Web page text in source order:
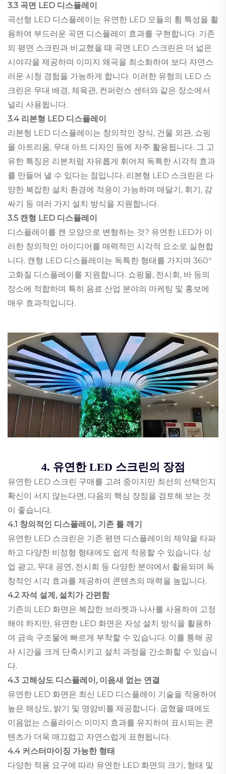
3.3 곡면 LED 디스플레이
곡선형 LED 디스플레이는 유연한 LED 모듈의 휨 특성을 활
용하여 부드러운 곡면 디스플레이 효과를 구현합니다. 기존
의 평면 스크린과 비교했을 때 곡면 LED 스크린은 더 넓은
시야각을 제공하며 이미지 왜곡을 최소화하여 보다 자연스
러운 시청 경험을 가능하게 합니다. 이러한 유형의 LED 스
크린은 무대 배경, 체육관, 컨퍼런스 센터와 같은 장소에서
널리 사용됩니다.
3.4 리본형 LED 디스플레이
리본형 LED 디스플레이는 창의적인 장식, 건물 외관, 쇼핑
몰 아트리움, 무대 아트 디자인 등에 자주 활용됩니다. 그 고
유한 특징은 리본처럼 자유롭게 휘어져 독특한 시각적 효과
를 만들어 낼 수 있다는 점입니다. 리본형 LED 스크린은 다
양한 복잡한 설치 환경에 적응이 가능하며 매달기, 휘기, 감
싸기 등 여러 가지 설치 방식을 지원합니다.
3.5 캔형 LED 디스플레이
디스플레이를 캔 모양으로 변형하는 것? 유연한 LED가 이
러한 창의적인 아이디어를 매력적인 시각적 요소로 실현합
니다. 캔형 LED 디스플레이는 독특한 형태를 가지며 360°
고화질 디스플레이를 지원합니다. 쇼핑몰, 전시회, 바 등의
장소에 적합하며 특히 음료 산업 분야의 마케팅 및 홍보에
매우 효과적입니다.
4. 유연한 LED 스크린의 장점
유연한 LED 스크린 구매를 고려 중이지만 최선의 선택인지
확신이 서지 않는다면, 다음의 핵심 장점을 검토해 보는 것
이 좋습니다.
4.1 창의적인 디스플레이, 기존 틀 깨기
유연한 LED 스크린은 기존 평면 디스플레이의 제약을 타파
하고 다양한 비정형 형태에도 쉽게 적응할 수 있습니다. 상
업 광고, 무대 공연, 전시회 등 다양한 분야에서 활용되며 독
창적인 시각 효과를 제공하여 콘텐츠의 매력을 높입니다.
4.2 자석 설계, 설치가 간편함
기존의 LED 화면은 복잡한 브라켓과 나사를 사용하여 고정
해야 하지만, 유연한 LED 화면은 자성 설치 방식을 활용하
여 금속 구조물에 빠르게 부착할 수 있습니다. 이를 통해 공
사 시간을 크게 단축시키고 설치 과정을 간소화할 수 있습니
다.
4.3 고해상도 디스플레이, 이음새 없는 연결
유연한 LED 화면은 최신 LED 디스플레이 기술을 적용하여
높은 해상도, 밝기 및 명암비를 제공합니다. 굽혔을 때에도
이음없는 스플라이스 이미지 효과를 유지하여 표시되는 콘
텐츠가 더욱 매끄럽고 자연스럽게 표현됩니다.
4.4 커스터마이징 가능한 형태
다양한 적용 요구에 따라 유연한 LED 화면의 크기, 형태 및